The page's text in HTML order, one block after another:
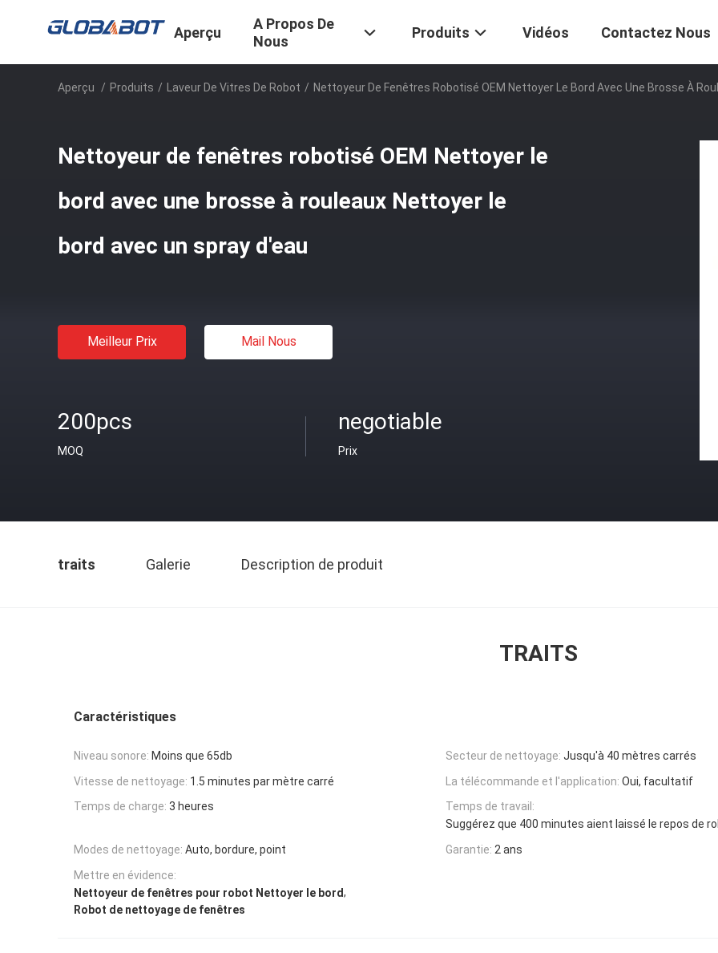
Aperçu
A Propos De
Nous
Produits Vidéos Contactez Nous
Aperçu / Produits / Laveur De Vitres De Robot / Nettoyeur De Fenêtres Robotisé OEM Nettoyer Le Bord Avec Une Brosse À
Nettoyeur de fenêtres robotisé OEM Nettoyer le
bord avec une brosse à rouleaux Nettoyer le
bord avec un spray d'eau
Meilleur Prix Mail Nous
200pcs
MOQ
negotiable
Prix
traits Galerie Description de produit
TRAITS
Caractéristiques
Niveau sonore: Moins que 65db Secteur de nettoyage: Jusqu'à 40 mètres carrés
Vitesse de nettoyage: 1.5 minutes par mètre carré La télécommande et l'application: Oui, facultatif
Temps de charge: 3 heures
Temps de travail:
Suggérez que 400 minutes aient laissé le repos de
Modes de nettoyage: Auto, bordure, point Garantie: 2 ans
Mettre en évidence:
Nettoyeur de fenêtres pour robot Nettoyer le bord,
Robot de nettoyage de fenêtres